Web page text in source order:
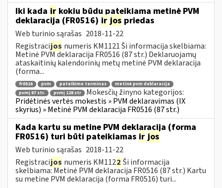
Iki kada ir kokiu būdu pateikiama metinė PVM
deklaracija (FR0516) ir jos priedas
Web turinio sąrašas 2018-11-22
Registracijos numeris KM1121 Ši informacija skelbiama:
Metinė PVM deklaracija FR0516 (87 str.) Deklaruojamų
ataskaitinių kalendorinių metų metinė PVM deklaracija
(forma...
fr0516 pvm pateikimo terminas
metinė pvm deklaracija
pvmį 87 str.
pvmį 128 str
Mokesčių žinyno kategorijos:
Pridėtinės vertės mokestis » PVM deklaravimas (IX
skyrius) » Metinė PVM deklaracija FR0516 (87 str.)
Kada kartu su metine PVM deklaracija (forma
FR0516) turi būti pateikiamas ir jos
Web turinio sąrašas 2018-11-22
Registracijos numeris KM1122 Ši informacija
skelbiama: Metinė PVM deklaracija FR0516 (87 str.) Kartu
su metine PVM deklaracija (forma FR0516) turi...